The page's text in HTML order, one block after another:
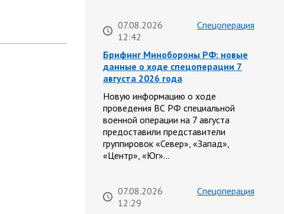
07.08.2026
12:42
Спецоперация
Брифинг Минобороны РФ: новые
данные о ходе спецоперации 7
августа 2026 года
Новую информацию о ходе
проведения ВС РФ специальной
военной операции на 7 августа
предоставили представители
группировок «Север», «Запад»,
«Центр», «Юг»…
07.08.2026
12:29
Спецоперация